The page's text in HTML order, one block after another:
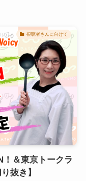
視聴者さんに向けて
＆東京トークラ
抜き】